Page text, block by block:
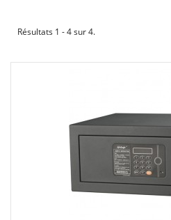
Résultats 1 - 4 sur 4.